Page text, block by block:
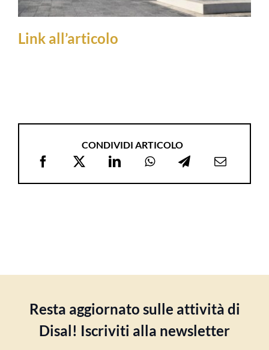
Link all’articolo
CONDIVIDI ARTICOLO
Resta aggiornato sulle attività di
Disal! Iscriviti alla newsletter